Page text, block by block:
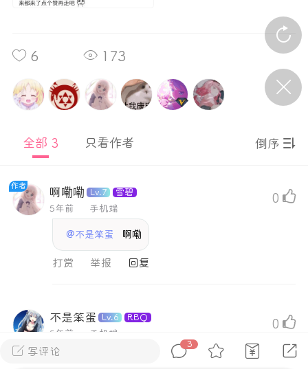
官方公告
P站美图推荐——条纹过膝袜（二）
P站美图推荐——紫发特辑
写评论
3
6 173
全部 3 只看作者 倒序
作者
啊嘞嘞 Lv.7
雪碧
5年前
手机端
@不是笨蛋 啊嘞
0
打赏 举报
不是笨蛋 Lv.6
RBQ
5年前
手机端
0